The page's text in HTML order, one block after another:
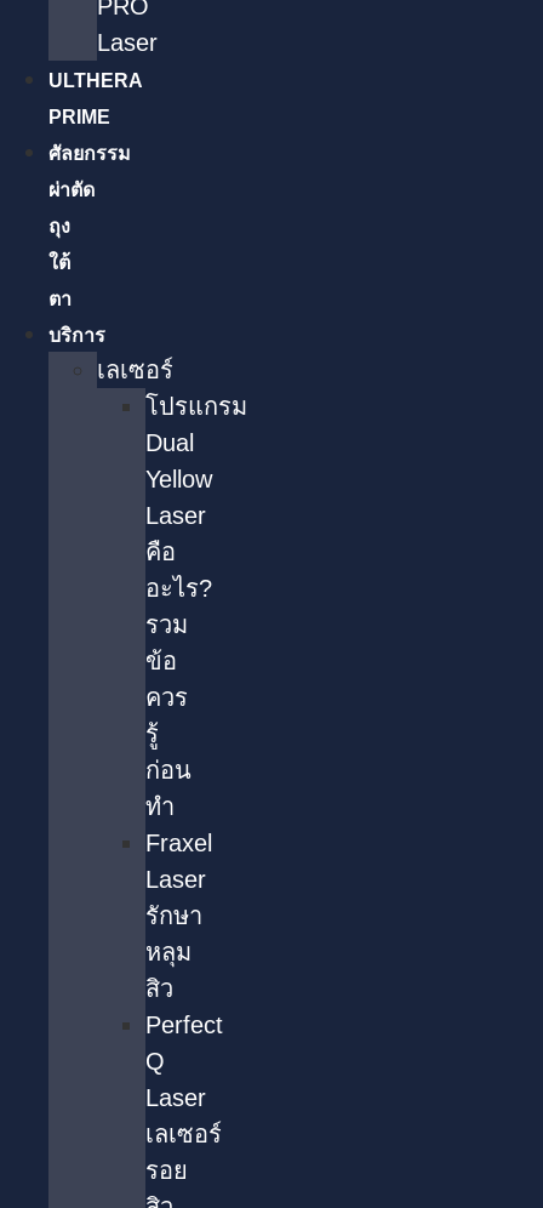
PRO
Laser
ULTHERA
PRIME
ศัลยกรรม
ผ่าตัด
ถุง
ใต้
ตา
บริการ
เลเซอร์
โปรแกรม
Dual
Yellow
Laser
คือ
อะไร?
รวม
ข้อ
ควร
รู้
ก่อน
ทำ
Fraxel
Laser
รักษา
หลุม
สิว
Perfect
Q
Laser
เลเซอร์
รอย